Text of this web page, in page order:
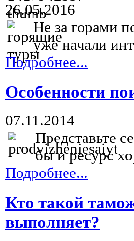
26.05.2016
Не за горами
уже начали
Подробнее...
Особенности
07.11.2014
Представьте
бы и ресурс
Подробнее...
Кто такой
выполняет?